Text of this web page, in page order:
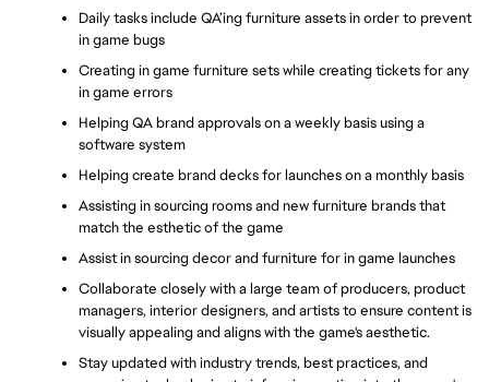
Daily tasks include QA’ing furniture assets in order to prevent
in game bugs
Creating in game furniture sets while creating tickets for any
in game errors
Helping QA brand approvals on a weekly basis using a
software system
Helping create brand decks for launches on a monthly basis
Assisting in sourcing rooms and new furniture brands that
match the esthetic of the game
Assist in sourcing decor and furniture for in game launches
Collaborate closely with a large team of producers, product
managers, interior designers, and artists to ensure content is
visually appealing and aligns with the game's aesthetic.
Stay updated with industry trends, best practices, and